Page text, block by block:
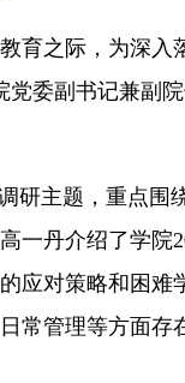
育之际，为深入
委副书记兼副
研主题，重点围
一丹介绍了学院
应对策略和困难
常管理等方面存